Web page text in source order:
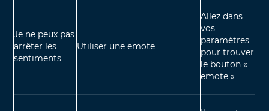
Je ne peux pas
arrêter les
sentiments
Utiliser une emote
Allez dans
vos
paramètres
pour trouver
le bouton «
emote »